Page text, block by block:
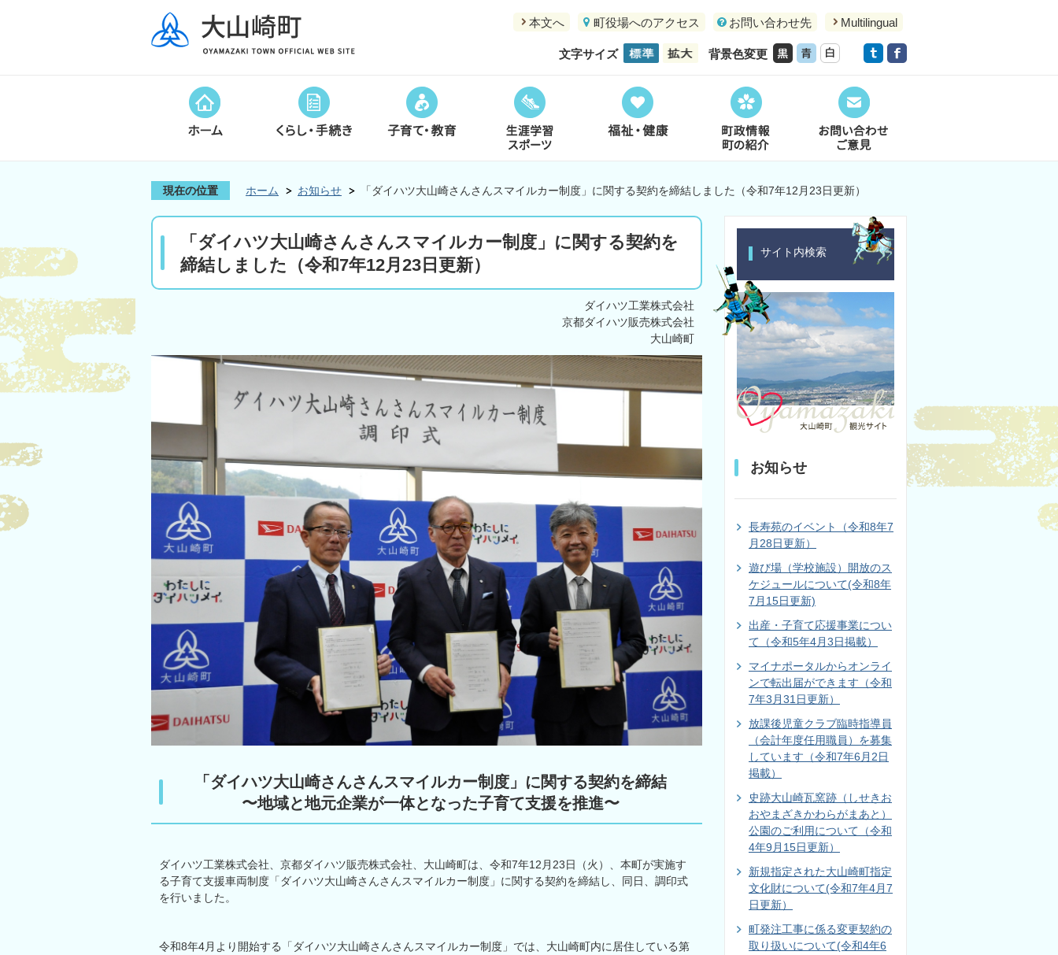
本文へ 町役場へのアクセス お問い合わせ先 Multilingual
文字サイズ 背景色変更
現在の位置 ホーム お知らせ 「ダイハツ大山崎さんさんスマイルカー制度」に関する契約を締結しました（令和7年12月23日更新）
「ダイハツ大山崎さんさんスマイルカー制度」に関する契約を
締結しました（令和7年12月23日更新）
ダイハツ工業株式会社
京都ダイハツ販売株式会社
大山崎町
「ダイハツ大山崎さんさんスマイルカー制度」に関する契約を締結
〜地域と地元企業が一体となった子育て支援を推進〜
ダイハツ工業株式会社、京都ダイハツ販売株式会社、大山崎町は、令和7年12月23日（火）、本町が実施す
る子育て支援車両制度「ダイハツ大山崎さんさんスマイルカー制度」に関する契約を締結し、同日、調印式
を行いました。
令和8年4月より開始する「ダイハツ大山崎さんさんスマイルカー制度」では、大山崎町内に居住している第
サイト内検索
お知らせ
長寿苑のイベント（令和8年7
月28日更新）
遊び場（学校施設）開放のス
ケジュールについて(令和8年
7月15日更新)
出産・子育て応援事業につい
て（令和5年4月3日掲載）
マイナポータルからオンライ
ンで転出届ができます（令和
7年3月31日更新）
放課後児童クラブ臨時指導員
（会計年度任用職員）を募集
しています（令和7年6月2日
掲載）
史跡大山崎瓦窯跡（しせきお
おやまざきかわらがまあと）
公園のご利用について（令和
4年9月15日更新）
新規指定された大山崎町指定
文化財について(令和7年4月7
日更新）
町発注工事に係る変更契約の
取り扱いについて(令和4年6